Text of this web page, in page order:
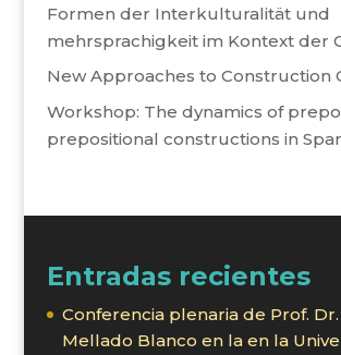
Formen der Interkulturalität und
mehrsprachigkeit im Kontext der
New Approaches to Construction
Workshop: The dynamics of
prepositional constructions in
Entradas recientes
Conferencia plenaria de Prof.
Mellado Blanco en la en la